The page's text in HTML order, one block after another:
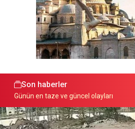
Son haberler
Günün en taze ve güncel olayları